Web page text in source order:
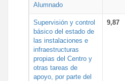
Alumnado
Supervisión y control
básico del estado de
las instalaciones e
infraestructuras
propias del Centro y
otras tareas de
apoyo, por parte del
9,87